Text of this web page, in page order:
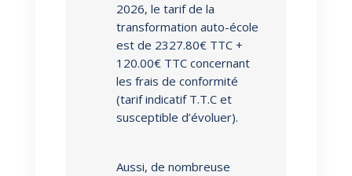
2026, le tarif de la
transformation auto-école
est de 2327.80€ TTC +
120.00€ TTC concernant
les frais de conformité
(tarif indicatif T.T.C et
susceptible d’évoluer).
Aussi, de nombreuse